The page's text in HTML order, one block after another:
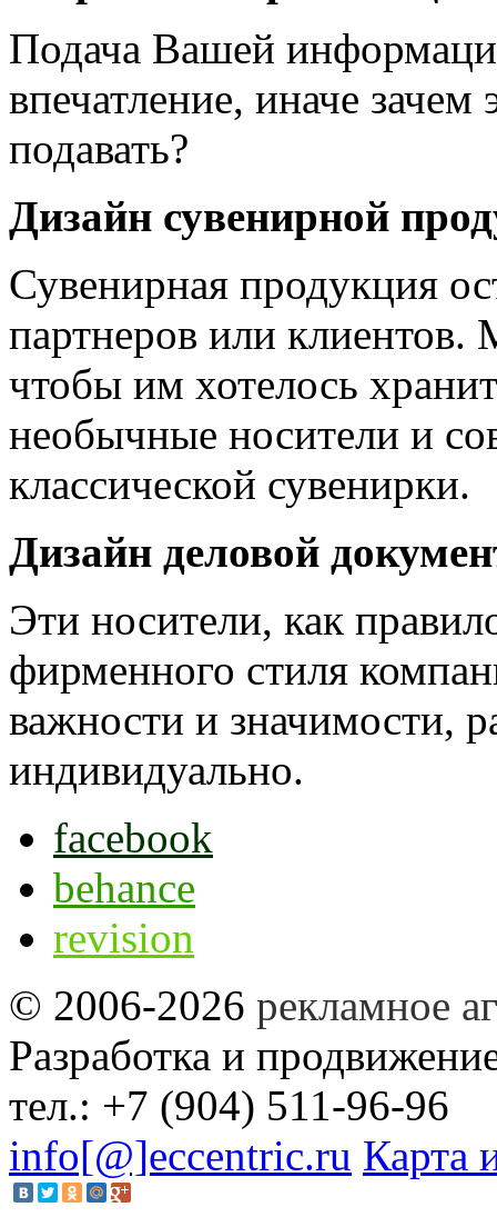
Подача Вашей
впечатление, иначе
подавать?
Дизайн сувенирной
Сувенирная продукция
партнеров или клиентов.
чтобы им хотелось
необычные носители и
классической сувенирки.
Дизайн деловой
Эти носители, как
фирменного стиля
важности и значимости,
индивидуально.
facebook
behance
revision
© 2006-2026 рекламное
Разработка и
тел.: +7 (904) 511-96-96
info[@]eccentric.ru Карта